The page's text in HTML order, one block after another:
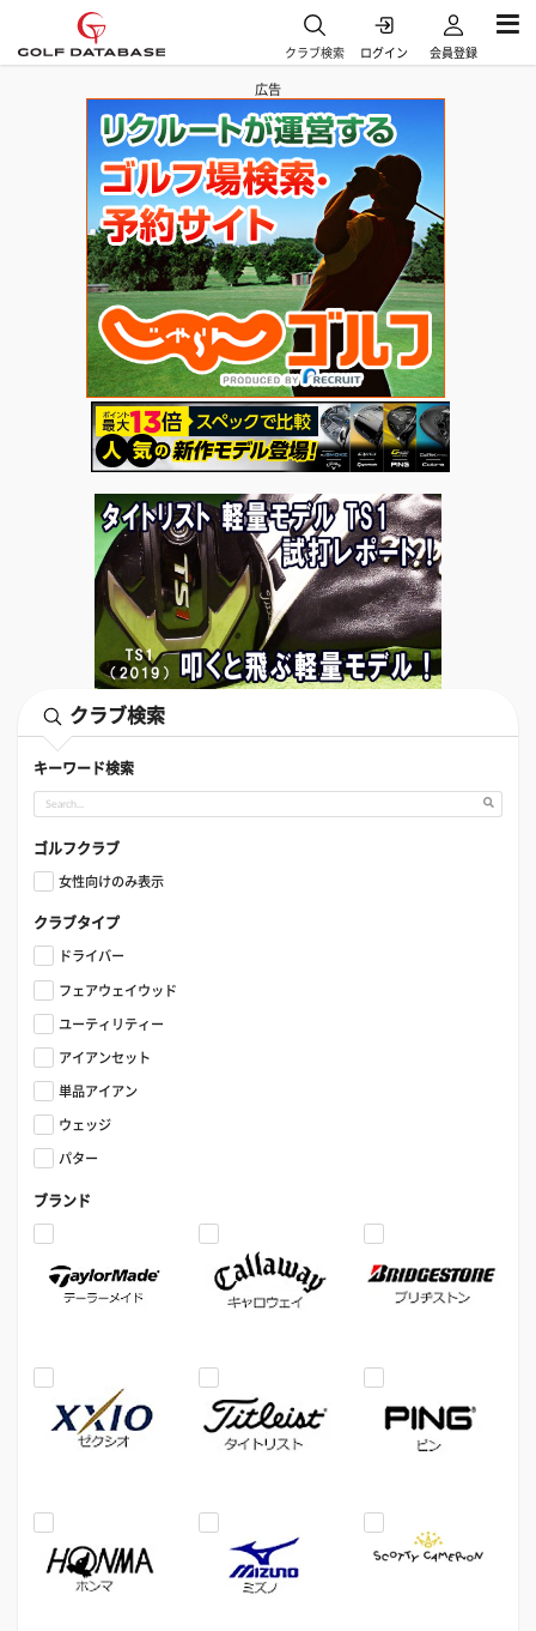
クラブ検索 ログイン 会員登録
広告
クラブ検索
キーワード検索
ゴルフクラブ
女性向けのみ表示
クラブタイプ
ドライバー
フェアウェイウッド
ユーティリティー
アイアンセット
単品アイアン
ウェッジ
パター
ブランド